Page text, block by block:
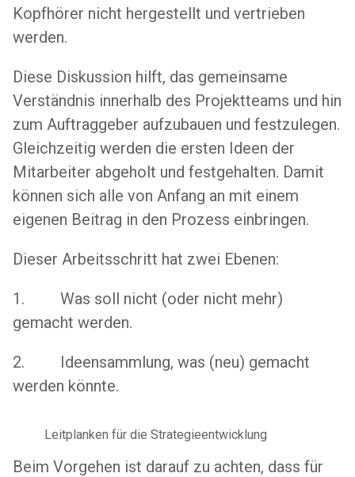
Kopfhörer nicht hergestellt und vertrieben
werden.
Diese Diskussion hilft, das gemeinsame
Verständnis innerhalb des Projektteams und hin
zum Auftraggeber aufzubauen und festzulegen.
Gleichzeitig werden die ersten Ideen der
Mitarbeiter abgeholt und festgehalten. Damit
können sich alle von Anfang an mit einem
eigenen Beitrag in den Prozess einbringen.
Dieser Arbeitsschritt hat zwei Ebenen:
1. Was soll nicht (oder nicht mehr)
gemacht werden.
2. Ideensammlung, was (neu) gemacht
werden könnte.
Leitplanken für die Strategieentwicklung
Beim Vorgehen ist darauf zu achten, dass für